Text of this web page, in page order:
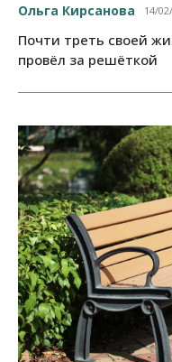
Ольга Кирсанова 14/
Почти треть своей
провёл за решёткой